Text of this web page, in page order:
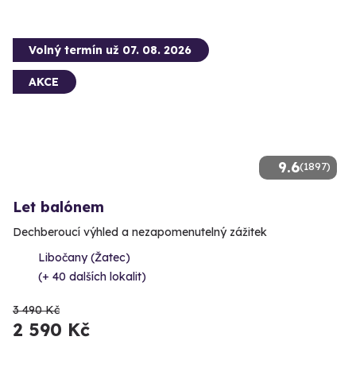
9.6(1897)
Volný termín už 07. 08. 2026
AKCE
Let balónem
Dechberoucí výhled a nezapomenutelný zážitek
Libočany (Žatec)
(+ 40 dalších lokalit)
3 490 Kč
2 590 Kč